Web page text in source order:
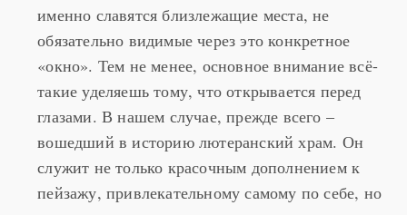
обязательно видимые через это конкретное
«окно». Тем не менее, основное внимание всё-
такие уделяешь тому, что открывается перед
глазами. В нашем случае, прежде всего –
вошедший в историю лютеранский храм. Он
служит не только красочным дополнением к
пейзажу, привлекательному самому по себе, но
и входит в число выдающихся памятников